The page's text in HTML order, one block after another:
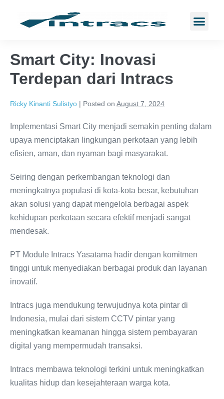
Smart City: Inovasi
Terdepan dari Intracs
Ricky Kinanti Sulistyo | Posted on August 7, 2024
Implementasi Smart City menjadi semakin penting dalam
upaya menciptakan lingkungan perkotaan yang lebih
efisien, aman, dan nyaman bagi masyarakat.
Seiring dengan perkembangan teknologi dan
meningkatnya populasi di kota-kota besar, kebutuhan
akan solusi yang dapat mengelola berbagai aspek
kehidupan perkotaan secara efektif menjadi sangat
mendesak.
PT Module Intracs Yasatama hadir dengan komitmen
tinggi untuk menyediakan berbagai produk dan layanan
inovatif.
Intracs juga mendukung terwujudnya kota pintar di
Indonesia, mulai dari sistem CCTV pintar yang
meningkatkan keamanan hingga sistem pembayaran
digital yang mempermudah transaksi.
Intracs membawa teknologi terkini untuk meningkatkan
kualitas hidup dan kesejahteraan warga kota.